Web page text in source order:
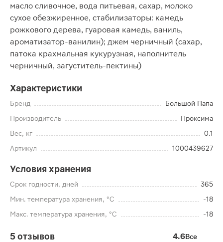
масло сливочное, вода питьевая, сахар, молоко
сухое обезжиренное, стабилизаторы: камедь
рожкового дерева, гуаровая камедь, ваниль,
ароматизатор-ванилин); джем черничный (сахар,
патока крахмальная кукурузная, наполнитель
черничный, загуститель-пектины)
Характеристики
Бренд
Большой Папа
Производитель
Проксима
Вес, кг
0.1
Артикул
1000439627
Условия хранения
Срок годности, дней
365
Мин. температура хранения, °C
-18
Макс. температура хранения, °C
-18
5 отзывов 4.6Все